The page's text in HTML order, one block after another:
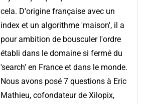
cela. D'origine française avec un
index et un algorithme 'maison', il a
pour ambition de bousculer l'ordre
établi dans le domaine si fermé du
'search' en France et dans le monde.
Nous avons posé 7 questions à Eric
Mathieu, cofondateur de Xilopix,